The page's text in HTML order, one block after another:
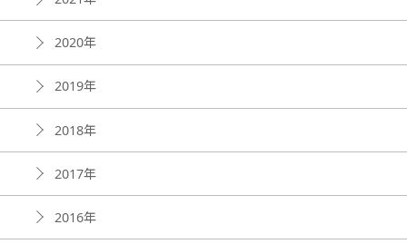
2020年
2019年
2018年
2017年
2016年